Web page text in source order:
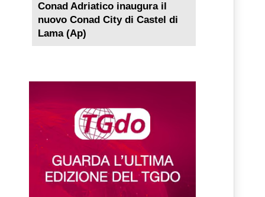
Conad Adriatico inaugura il
nuovo Conad City di Castel di
Lama (Ap)